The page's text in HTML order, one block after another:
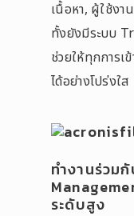
เนื้อหา, ผู้ใช้งา
ทั้งยังมีระบบ
ช่วยให้ทุกการ
ได้อย่างโปร่งใส
ทำงานร่วม
ระดับสูง